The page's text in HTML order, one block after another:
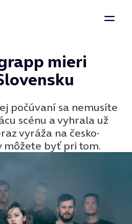
mieri
počúvaní sa nemusíte
scénu a vyhrala už
vyráža na česko-
môžete byť pri tom.